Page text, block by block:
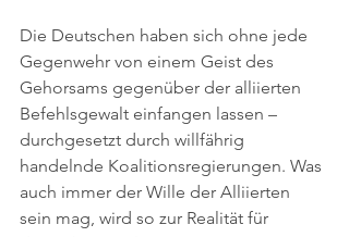
Die Deutschen haben sich ohne jede
Gegenwehr von einem Geist des
Gehorsams gegenüber der alliierten
Befehlsgewalt einfangen lassen –
durchgesetzt durch willfährig
handelnde Koalitionsregierungen. Was
auch immer der Wille der Alliierten
sein mag, wird so zur Realität für